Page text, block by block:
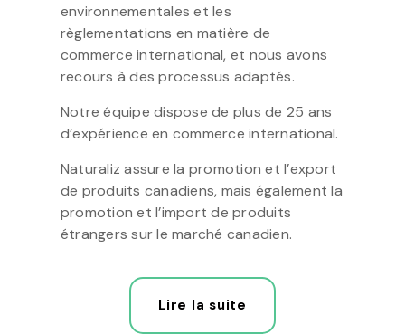
environnementales et les
règlementations en matière de
commerce international, et nous avons
recours à des processus adaptés.
Notre équipe dispose de plus de 25 ans
d’expérience en commerce international.
Naturaliz assure la promotion et l’export
de produits canadiens, mais également la
promotion et l’import de produits
étrangers sur le marché canadien.
Lire la suite